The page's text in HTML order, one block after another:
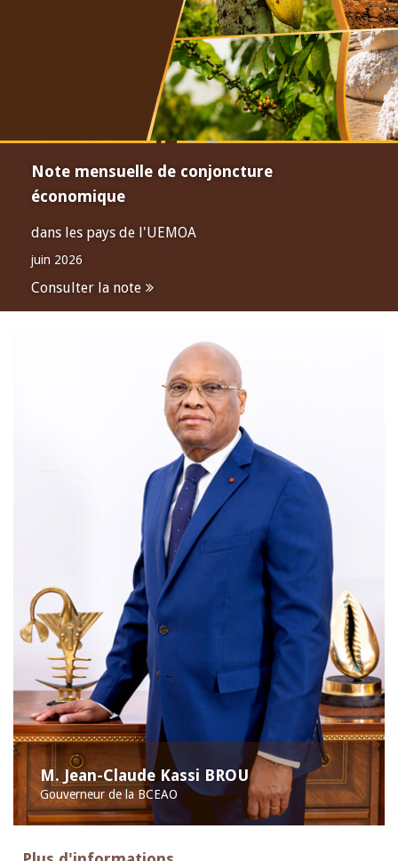
Note mensuelle de conjoncture
économique
dans les pays de l'UEMOA
juin 2026
Consulter la note
M. Jean-Claude Kassi BROU
Gouverneur de la BCEAO